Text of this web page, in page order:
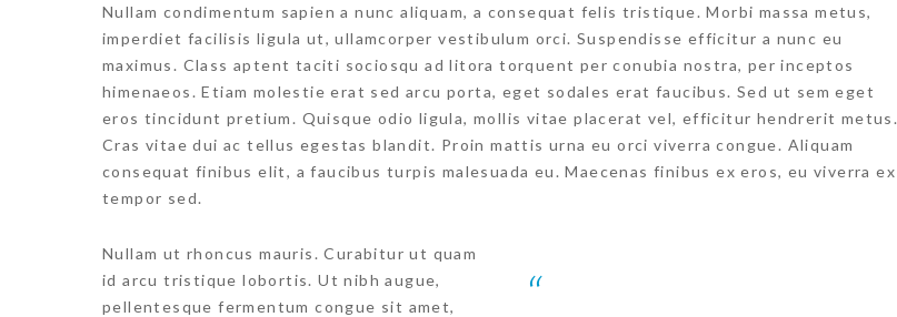
Nullam condimentum sapien a nunc aliquam, a consequat felis tristique. Morbi massa metus,
imperdiet facilisis ligula ut, ullamcorper vestibulum orci. Suspendisse efficitur a nunc eu
maximus. Class aptent taciti sociosqu ad litora torquent per conubia nostra, per inceptos
himenaeos. Etiam molestie erat sed arcu porta, eget sodales erat faucibus. Sed ut sem eget
eros tincidunt pretium. Quisque odio ligula, mollis vitae placerat vel, efficitur hendrerit metus.
Cras vitae dui ac tellus egestas blandit. Proin mattis urna eu orci viverra congue. Aliquam
consequat finibus elit, a faucibus turpis malesuada eu. Maecenas finibus ex eros, eu viverra ex
tempor sed.
Nullam ut rhoncus mauris. Curabitur ut quam
id arcu tristique lobortis. Ut nibh augue,
pellentesque fermentum congue sit amet,